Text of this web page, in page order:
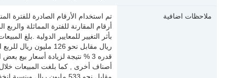
ملاحظات اضافية
أرقام المقارنة للفترة المماثلة
ريال مقابل نحو 126
قدره 3 % نتيجة لزيادة أسعار بيع